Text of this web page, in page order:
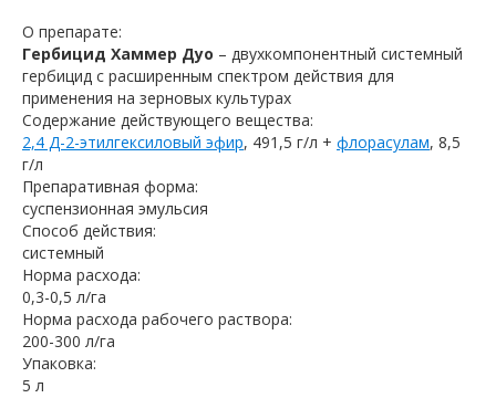
О препарате:
Гербицид Хаммер Дуо – двухкомпонентный системный
гербицид с расширенным спектром действия для
применения на зерновых культурах
Содержание действующего вещества:
2,4 Д-2-этилгексиловый эфир, 491,5 г/л + флорасулам, 8,5
г/л
Препаративная форма:
суспензионная эмульсия
Способ действия:
системный
Норма расхода:
0,3-0,5 л/га
Норма расхода рабочего раствора:
200-300 л/га
Упаковка:
5 л